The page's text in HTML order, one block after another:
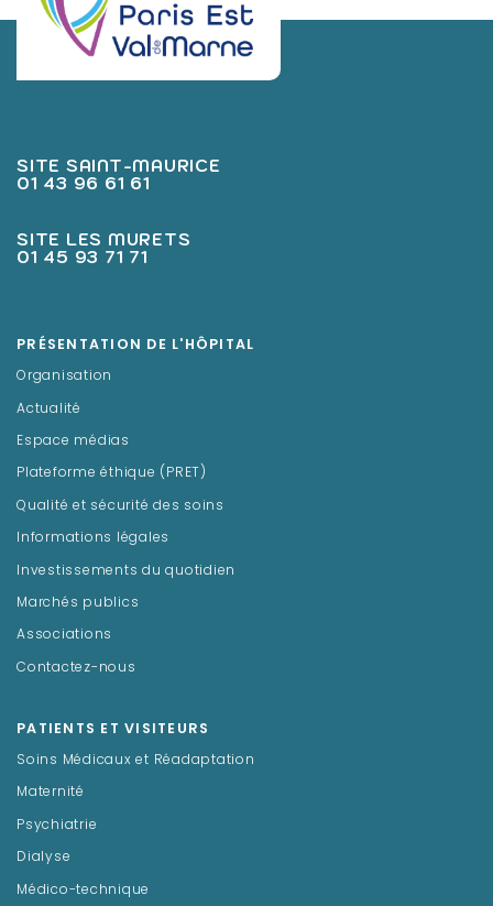
SITE SAINT-MAURICE
01 43 96 61 61
SITE LES MURETS
01 45 93 71 71
PRÉSENTATION DE L'HÔPITAL
Organisation
Actualité
Espace médias
Plateforme éthique (PRET)
Qualité et sécurité des soins
Informations légales
Investissements du quotidien
Marchés publics
Associations
Contactez-nous
PATIENTS ET VISITEURS
Soins Médicaux et Réadaptation
Maternité
Psychiatrie
Dialyse
Médico-technique